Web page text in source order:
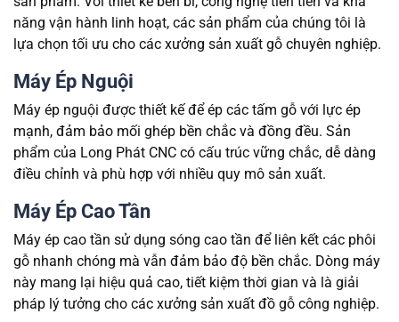
năng vận hành linh hoạt, các sản phẩm của chúng tôi là
lựa chọn tối ưu cho các xưởng sản xuất gỗ chuyên nghiệp.
Máy Ép Nguội
Máy ép nguội được thiết kế để ép các tấm gỗ với lực ép
mạnh, đảm bảo mối ghép bền chắc và đồng đều. Sản
phẩm của Long Phát CNC có cấu trúc vững chắc, dễ dàng
điều chỉnh và phù hợp với nhiều quy mô sản xuất.
Máy Ép Cao Tần
Máy ép cao tần sử dụng sóng cao tần để liên kết các phôi
gỗ nhanh chóng mà vẫn đảm bảo độ bền chắc. Dòng máy
này mang lại hiệu quả cao, tiết kiệm thời gian và là giải
pháp lý tưởng cho các xưởng sản xuất đồ gỗ công nghiệp.